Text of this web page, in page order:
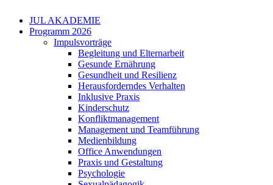
JUL AKADEMIE
Programm 2026
Impulsvorträge
Begleitung und Elternarbeit
Gesunde Ernährung
Gesundheit und Resilienz
Herausforderndes Verhalten
Inklusive Praxis
Kinderschutz
Konfliktmanagement
Management und Teamführung
Medienbildung
Office Anwendungen
Praxis und Gestaltung
Psychologie